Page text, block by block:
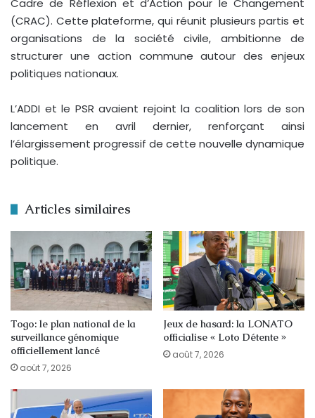
(CRAC). Cette plateforme, qui réunit plusieurs partis et
organisations de la société civile, ambitionne de
structurer une action commune autour des enjeux
politiques nationaux.
L’ADDI et le PSR avaient rejoint la coalition lors de son
lancement en avril dernier, renforçant ainsi
l’élargissement progressif de cette nouvelle dynamique
politique.
Articles similaires
Togo: le plan national de la
surveillance génomique
officiellement lancé
août 7, 2026
Jeux de hasard: la LONATO
officialise « Loto Détente »
août 7, 2026